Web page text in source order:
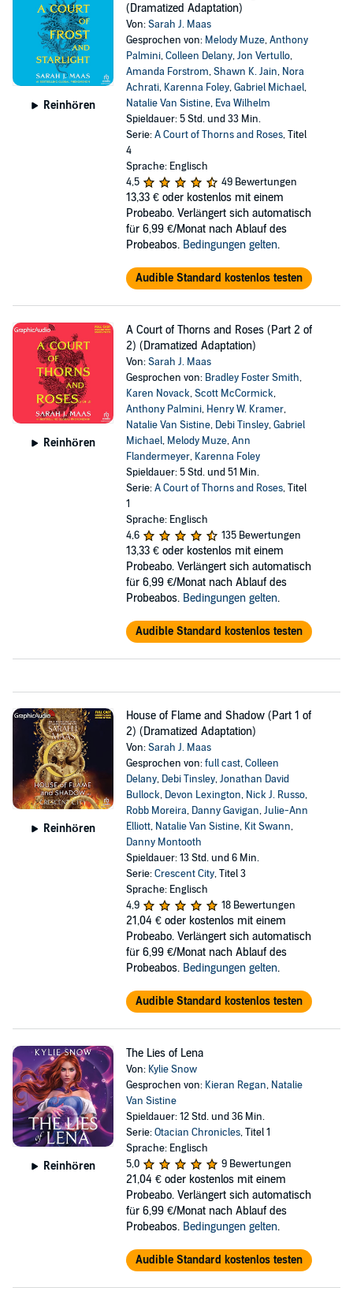
Reinhören
(Dramatized Adaptation)
Von:Sarah J. Maas
Gesprochen von: Melody Muze,Anthony
Palmini,Colleen Delany,Jon Vertullo,
Amanda Forstrom,Shawn K. Jain, Nora
Achrati, Karenna Foley,Gabriel Michael,
Natalie Van Sistine, Eva Wilhelm
Spieldauer: 5 Std. und 33 Min.
Serie:A Court of Thorns and Roses, Titel
4
Sprache: Englisch
4,5
49 Bewertungen
13,33 € oder kostenlos mit einem
Probeabo. Verlängert sich automatisch
für 6,99 €/Monat nach Ablauf des
Probeabos. Bedingungen gelten.
Audible Standard kostenlos testen
Reinhören
A Court of Thorns and Roses (Part 2 of
2) (Dramatized Adaptation)
Von:Sarah J. Maas
Gesprochen von: Bradley Foster Smith,
Karen Novack,Scott McCormick,
Anthony Palmini, Henry W. Kramer,
Natalie Van Sistine, Debi Tinsley,Gabriel
Michael, Melody Muze,Ann
Flandermeyer, Karenna Foley
Spieldauer: 5 Std. und 51 Min.
Serie:A Court of Thorns and Roses, Titel
1
Sprache: Englisch
4,6
135 Bewertungen
13,33 € oder kostenlos mit einem
Probeabo. Verlängert sich automatisch
für 6,99 €/Monat nach Ablauf des
Probeabos. Bedingungen gelten.
Audible Standard kostenlos testen
Reinhören
House of Flame and Shadow (Part 1 of
2) (Dramatized Adaptation)
Von:Sarah J. Maas
Gesprochen von:full cast,Colleen
Delany, Debi Tinsley,Jonathan David
Bullock, Devon Lexington, Nick J. Russo,
Robb Moreira, Danny Gavigan,Julie-Ann
Elliott, Natalie Van Sistine, Kit Swann,
Danny Montooth
Spieldauer: 13 Std. und 6 Min.
Serie:Crescent City, Titel 3
Sprache: Englisch
4,9
18 Bewertungen
21,04 € oder kostenlos mit einem
Probeabo. Verlängert sich automatisch
für 6,99 €/Monat nach Ablauf des
Probeabos. Bedingungen gelten.
Audible Standard kostenlos testen
Reinhören
The Lies of Lena
Von: Kylie Snow
Gesprochen von: Kieran Regan, Natalie
Van Sistine
Spieldauer: 12 Std. und 36 Min.
Serie:Otacian Chronicles, Titel 1
Sprache: Englisch
5,0
9 Bewertungen
21,04 € oder kostenlos mit einem
Probeabo. Verlängert sich automatisch
für 6,99 €/Monat nach Ablauf des
Probeabos. Bedingungen gelten.
Audible Standard kostenlos testen